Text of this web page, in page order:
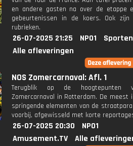
en andere gasten na over de etappe
gebeurtenissen in de koers. Ook
rubrieken.
26-07-2025 21:25 NPO1
Alle afleveringen
NOS Zomercarnaval: Afl. 1
Terugblik op de hoogtepunten
Zomercarnaval in Rotterdam. De meest
springende elementen van de
voorbij, afgewisseld met korte
26-07-2025 20:30
NPO1
Amusement.TV
Alle